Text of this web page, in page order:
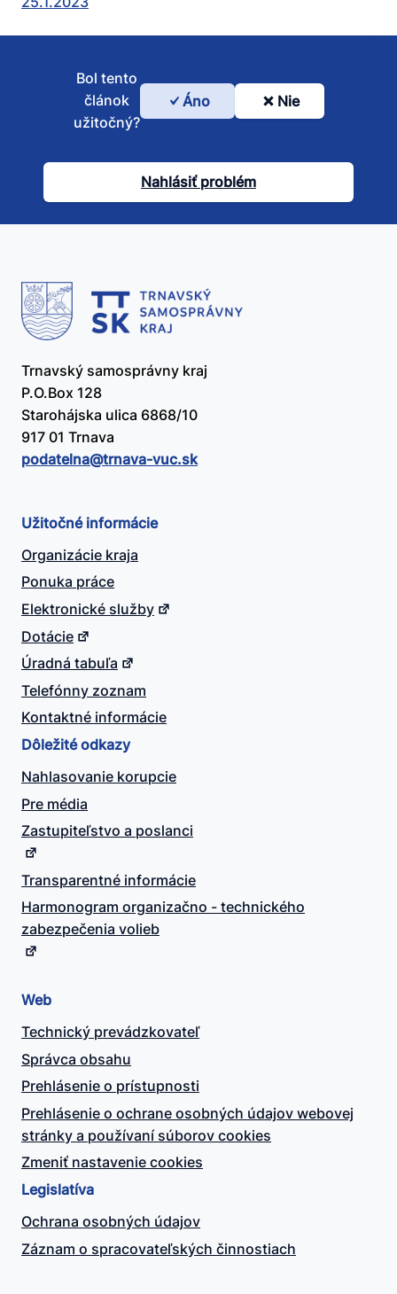
Bol
článok
užitočný?
Bol tento
článok
užitočný?
Áno Nie
Nahlásiť problém
Trnavský samosprávny kraj
P.O.Box 128
Starohájska ulica 6868/10
917 01 Trnava
podatelna@​trnava-vuc.sk
Užitočné informácie
Organizácie kraja
Ponuka práce
Elektronické služby
Dotácie
Úradná tabuľa
Telefónny zoznam
Kontaktné informácie
Dôležité odkazy
Nahlasovanie korupcie
Pre média
Zastupiteľstvo a poslanci
Transparentné informácie
Harmonogram organizačno - technického
zabezpečenia volieb
Web
Technický prevádzkovateľ
Správca obsahu
Prehlásenie o prístupnosti
Prehlásenie o ochrane osobných údajov webovej
stránky a používaní súborov cookies
Zmeniť nastavenie cookies
Legislatíva
Ochrana osobných údajov
Záznam o spracovateľských činnostiach